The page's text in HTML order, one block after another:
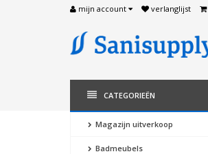
mijn account verlanglijst
CATEGORIEËN
Magazijn uitverkoop
Badmeubels